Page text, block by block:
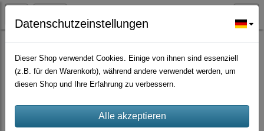
Zierpflanzen
Datenschutzeinstellungen
Dieser Shop verwendet Cookies. Einige von ihnen sind essenziell
(z.B. für den Warenkorb), während andere verwendet werden, um
diesen Shop und Ihre Erfahrung zu verbessern.